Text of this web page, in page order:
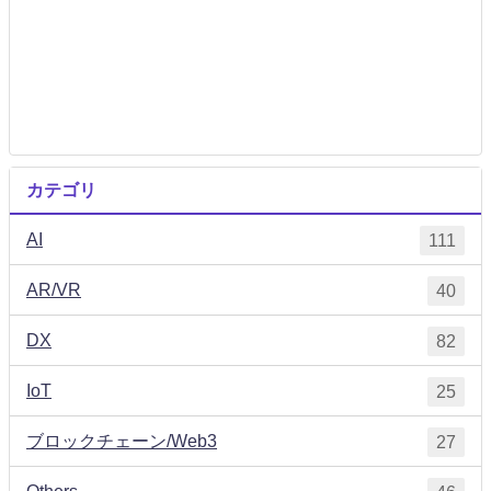
カテゴリ
AI 111
AR/VR 40
DX 82
IoT 25
ブロックチェーン/Web3 27